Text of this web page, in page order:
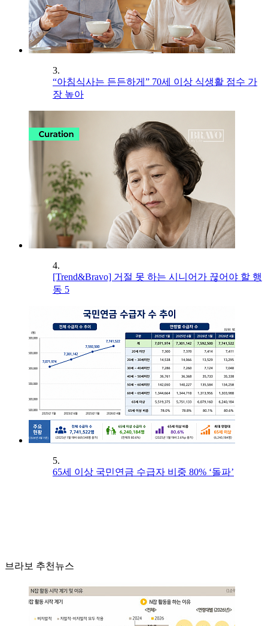
3.
“아침식사는 든든하게” 70세 이상 식생활 점수 가
장 높아
4.
[Trend&Bravo] 거절 못 하는 시니어가 끊어야 할 행
동 5
5.
65세 이상 국민연금 수급자 비중 80% ‘돌파’
브라보 추천뉴스